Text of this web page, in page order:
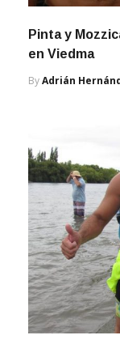
en Viedma
ByAdrián